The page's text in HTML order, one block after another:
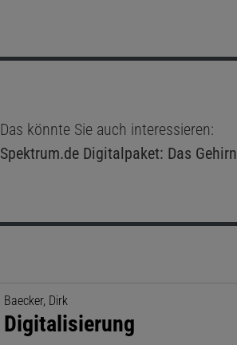
Das könnte Sie auch interessieren:
Spektrum.deDigitalpaket: Das Gehirn
Baecker, Dirk
Digitalisierung